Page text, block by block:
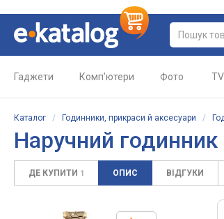
Гаджети Комп'ютери Фото TV
Каталог / Годинники, прикраси й аксесуари /
Наручний
ДЕ КУПИТИ 1 ОПИС ВІДГУКИ